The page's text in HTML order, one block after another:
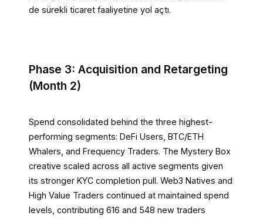
de sürekli ticaret faaliyetine yol açtı.
Phase 3: Acquisition and Retargeting
(Month 2)
Spend consolidated behind the three highest-
performing segments: DeFi Users, BTC/ETH
Whalers, and Frequency Traders. The Mystery Box
creative scaled across all active segments given
its stronger KYC completion pull. Web3 Natives and
High Value Traders continued at maintained spend
levels, contributing 616 and 548 new traders